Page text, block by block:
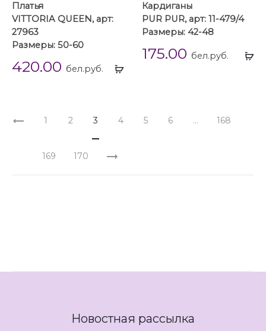
Выбрать
Платья
VITTORIA QUEEN, арт:
27963
Размеры: 50-60
420.00 бел.руб.
Кардиганы
PUR PUR, арт: 11-479/4
Размеры: 42-48
175.00 бел.руб.
1 2 3 4 5 6 … 168
169 170
Новостная рассылка